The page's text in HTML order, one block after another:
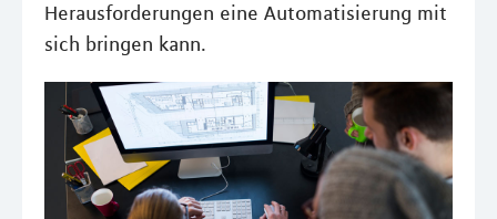
Herausforderungen eine Automatisierung mit
sich bringen kann.